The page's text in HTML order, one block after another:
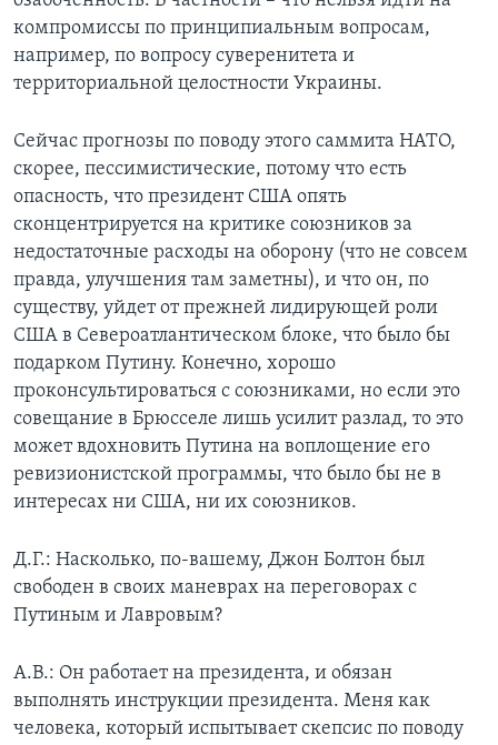
компромиссы по принципиальным вопросам,
например, по вопросу суверенитета и
территориальной целостности Украины.
Сейчас прогнозы по поводу этого саммита НАТО,
скорее, пессимистические, потому что есть
опасность, что президент США опять
сконцентрируется на критике союзников за
недостаточные расходы на оборону (что не совсем
правда, улучшения там заметны), и что он, по
существу, уйдет от прежней лидирующей роли
США в Североатлантическом блоке, что было бы
подарком Путину. Конечно, хорошо
проконсультироваться с союзниками, но если это
совещание в Брюсселе лишь усилит разлад, то это
может вдохновить Путина на воплощение его
ревизионистской программы, что было бы не в
интересах ни США, ни их союзников.
Д.Г.: Насколько, по-вашему, Джон Болтон был
свободен в своих маневрах на переговорах с
Путиным и Лавровым?
А.В.: Он работает на президента, и обязан
выполнять инструкции президента. Меня как
человека, который испытывает скепсис по поводу